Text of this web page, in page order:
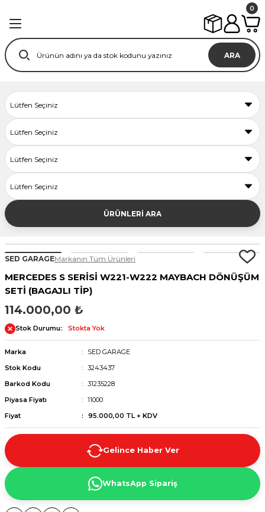
ARA
0
ÜRÜNLERİ ARA
SED GARAGEMarkanın Tüm Ürünleri
MERCEDES S SERİSİ W221-W222 MAYBACH DÖNÜŞÜM
SETİ (BAGAJLI TİP)
114.000,00 ₺
Stok Durumu: Stokta Yok
Marka
SED GARAGE
Stok Kodu
3243437
Barkod Kodu
31235228
Piyasa Fiyatı
11000
Fiyat
95.000,00 TL + KDV
Gelince Haber Ver
WhatsApp Sipariş